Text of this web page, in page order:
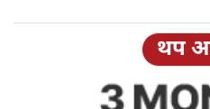
थप